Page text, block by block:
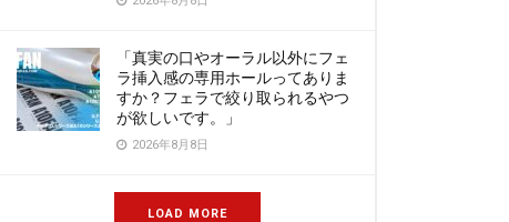
「真実の口やオーラル以外にフェ
ラ挿入感の専用ホールってありま
すか？フェラで絞り取られるやつ
が欲しいです。」
2026年8月8日
LOAD MORE